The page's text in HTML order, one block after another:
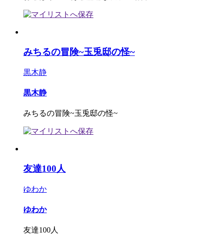
みちるの冒険~玉兎邸の怪~
黒木静
黒木静
みちるの冒険~玉兎邸の怪~
友達100人
ゆわか
ゆわか
友達100人